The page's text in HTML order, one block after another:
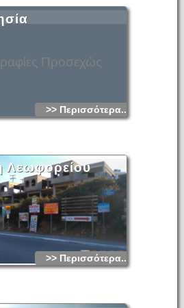
Προσεχώς
>> Περισσότερα...
Λεωφορείου
>> Περισσότερα...